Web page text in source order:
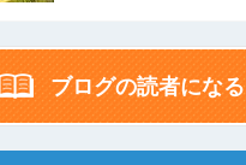
ブログの読者になる